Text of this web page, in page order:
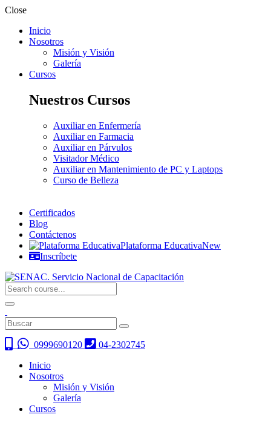
Close
Inicio
Nosotros
Misión y Visión
Galería
Cursos
Nuestros Cursos
Auxiliar en Enfermería
Auxiliar en Farmacia
Auxiliar en Párvulos
Visitador Médico
Auxiliar en Mantenimiento de PC y Laptops
Curso de Belleza
Certificados
Blog
Contáctenos
Plataforma EducativaNew
Inscríbete
0999690120
04-2302745
Inicio
Nosotros
Misión y Visión
Galería
Cursos